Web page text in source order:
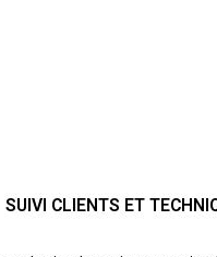
SUIVI CLIENTS ET